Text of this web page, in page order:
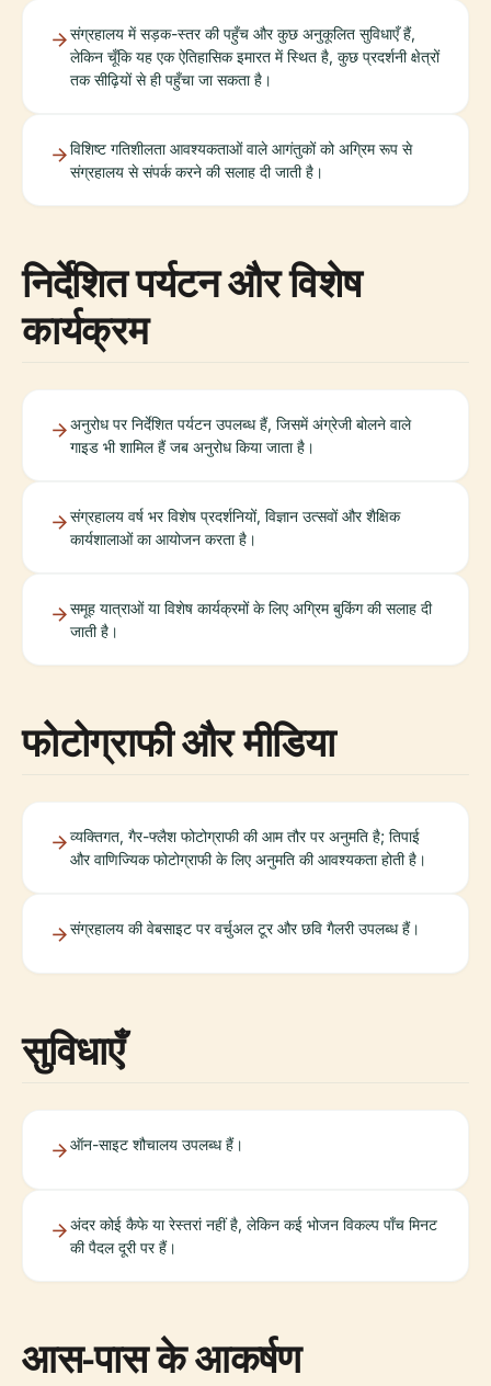
संग्रहालय में सड़क-स्तर की पहुँच और कुछ अनुकूलित सुविधाएँ हैं,
लेकिन चूँकि यह एक ऐतिहासिक इमारत में स्थित है, कुछ प्रदर्शनी क्षेत्रों
तक सीढ़ियों से ही पहुँचा जा सकता है।
विशिष्ट गतिशीलता आवश्यकताओं वाले आगंतुकों को अग्रिम रूप से
संग्रहालय से संपर्क करने की सलाह दी जाती है।
निर्देशित पर्यटन और विशेष
कार्यक्रम
अनुरोध पर निर्देशित पर्यटन उपलब्ध हैं, जिसमें अंग्रेजी बोलने वाले
गाइड भी शामिल हैं जब अनुरोध किया जाता है।
संग्रहालय वर्ष भर विशेष प्रदर्शनियों, विज्ञान उत्सवों और शैक्षिक
कार्यशालाओं का आयोजन करता है।
समूह यात्राओं या विशेष कार्यक्रमों के लिए अग्रिम बुकिंग की सलाह दी
जाती है।
फोटोग्राफी और मीडिया
व्यक्तिगत, गैर-फ्लैश फोटोग्राफी की आम तौर पर अनुमति है; तिपाई
और वाणिज्यिक फोटोग्राफी के लिए अनुमति की आवश्यकता होती है।
संग्रहालय की वेबसाइट पर वर्चुअल टूर और छवि गैलरी उपलब्ध हैं।
सुविधाएँ
ऑन-साइट शौचालय उपलब्ध हैं।
अंदर कोई कैफे या रेस्तरां नहीं है, लेकिन कई भोजन विकल्प पाँच मिनट
की पैदल दूरी पर हैं।
आस-पास के आकर्षण